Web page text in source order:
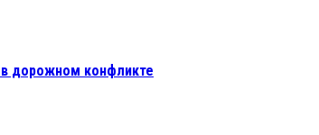
дорожном конфликте